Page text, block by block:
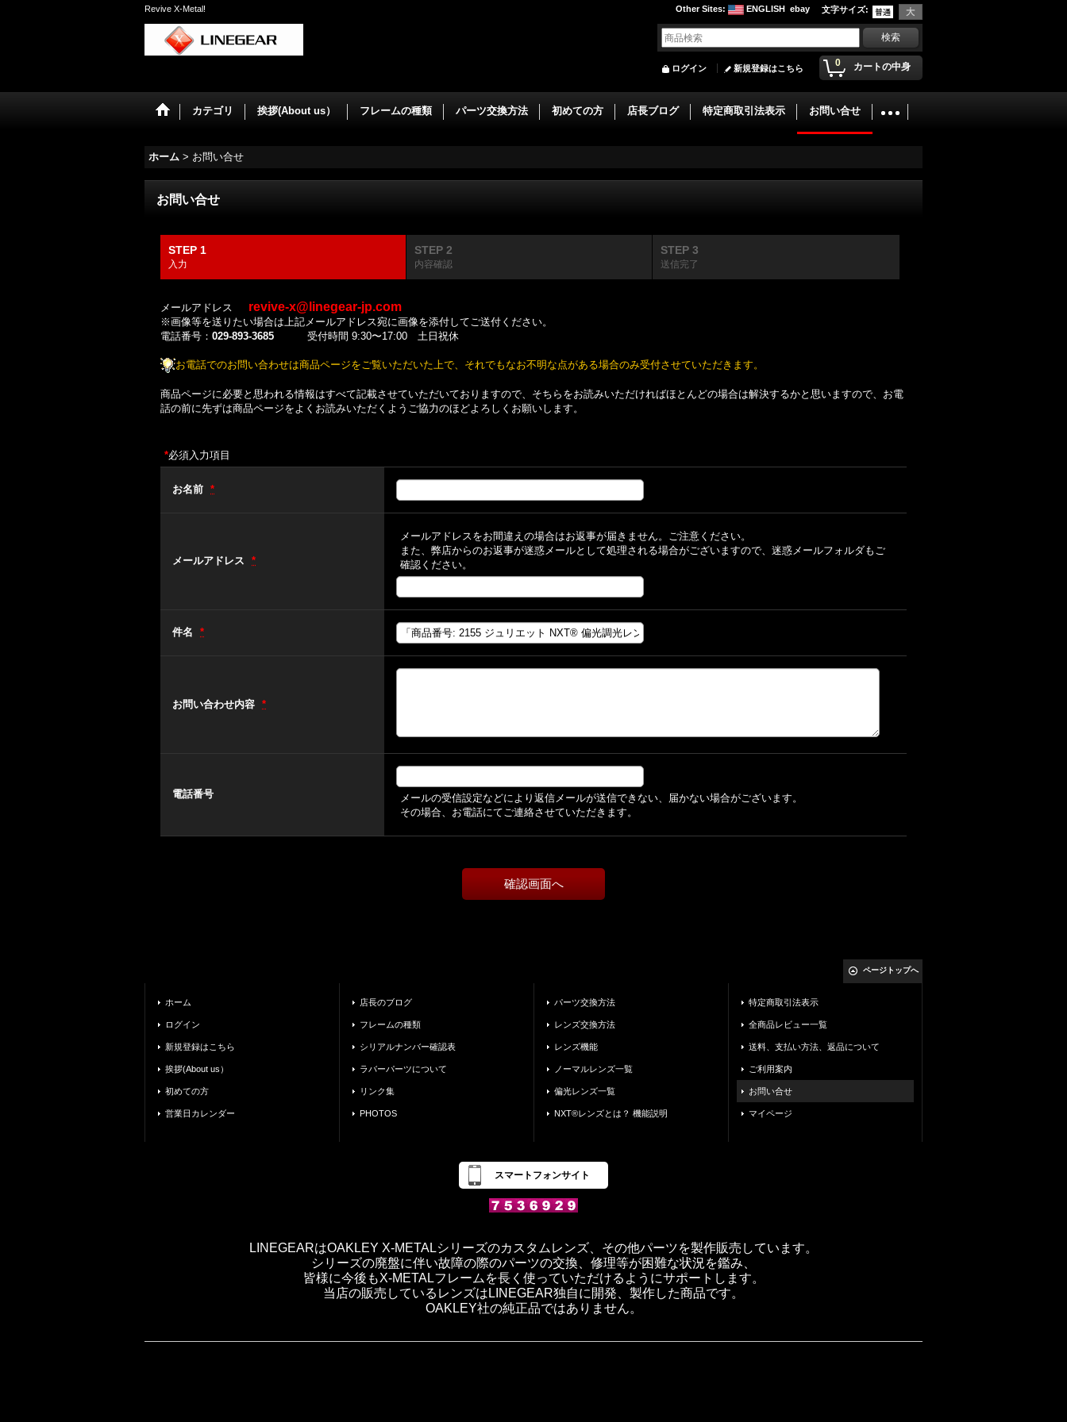
Revive X-Metal! 文字サイズ:
Other Sites: ENGLISH ebay
0 カートの中身
ログイン 新規登録はこちら
カテゴリ 挨拶(About us） フレームの種類 パーツ交換方法 初めての方 店長ブログ 特定商取引法表示 お問い合せ
ホーム > お問い合せ
お問い合せ
STEP 1
入力
STEP 2
内容確認
STEP 3
送信完了
メールアドレス revive-x@linegear-jp.com
※画像等を送りたい場合は上記メールアドレス宛に画像を添付してご送付ください。
電話番号： 029-893-3685 受付時間 9:30〜17:00 土日祝休
お電話でのお問い合わせは商品ページをご覧いただいた上で、それでもなお不明な点がある場合のみ受付させていただきます。
商品ページに必要と思われる情報はすべて記載させていただいておりますので、そちらをお読みいただければほとんどの場合は解決するかと思いますので、お電
話の前に先ずは商品ページをよくお読みいただくようご協力のほどよろしくお願いします。
*必須入力項目
お名前 *
メールアドレス *
メールアドレスをお間違えの場合はお返事が届きません。ご注意ください。
また、弊店からのお返事が迷惑メールとして処理される場合がございますので、迷惑メールフォルダもご
確認ください。
件名 *
お問い合わせ内容 *
電話番号
メールの受信設定などにより返信メールが送信できない、届かない場合がございます。
その場合、お電話にてご連絡させていただきます。
ページトップへ
ホーム
ログイン
新規登録はこちら
挨拶(About us）
初めての方
営業日カレンダー
店長のブログ
フレームの種類
シリアルナンバー確認表
ラバーパーツについて
リンク集
PHOTOS
パーツ交換方法
レンズ交換方法
レンズ機能
ノーマルレンズ一覧
偏光レンズ一覧
NXT®レンズとは？ 機能説明
特定商取引法表示
全商品レビュー一覧
送料、支払い方法、返品について
ご利用案内
お問い合せ
マイページ
スマートフォンサイト
LINEGEARはOAKLEY X-METALシリーズのカスタムレンズ、その他パーツを製作販売しています。
シリーズの廃盤に伴い故障の際のパーツの交換、修理等が困難な状況を鑑み、
皆様に今後もX-METALフレームを長く使っていただけるようにサポートします。
当店の販売しているレンズはLINEGEAR独自に開発、製作した商品です。
OAKLEY社の純正品ではありません。